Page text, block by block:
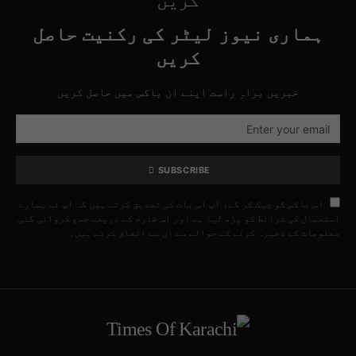
ہماری نیوز لیٹر کی رکنیت حاصل
کریں
خبریں براہِ راست اپنے ان باکس میں حاصل کریں
SUBSCRIBE
اس باکس کو چیک کر کے، آپ اس بات کی تصدیق کرتے ہیں کہ آپ نے ہمارے
استعمال کی شرائط کو پڑھ لیا ہے اور اس فارم کے ذریعے جمع کروائی گئی
معلومات کے ذخیرہ کرنے کے حوالے سے ان سے اتفاق کرتے ہیں۔